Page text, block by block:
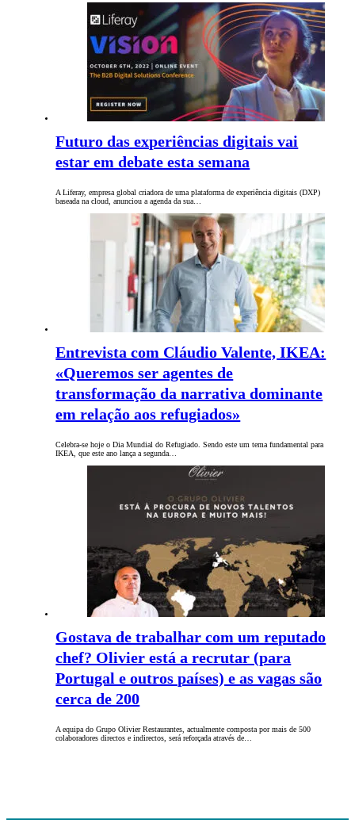
Futuro das experiências digitais vai
estar em debate esta semana
A Liferay, empresa global criadora de uma plataforma de experiência digitais (DXP)
baseada na cloud, anunciou a agenda da sua…
Entrevista com Cláudio Valente, IKEA:
«Queremos ser agentes de
transformação da narrativa dominante
em relação aos refugiados»
Celebra-se hoje o Dia Mundial do Refugiado. Sendo este um tema fundamental para
IKEA, que este ano lança a segunda…
Gostava de trabalhar com um reputado
chef? Olivier está a recrutar (para
Portugal e outros países) e as vagas são
cerca de 200
A equipa do Grupo Olivier Restaurantes, actualmente composta por mais de 500
colaboradores directos e indirectos, será reforçada através de…